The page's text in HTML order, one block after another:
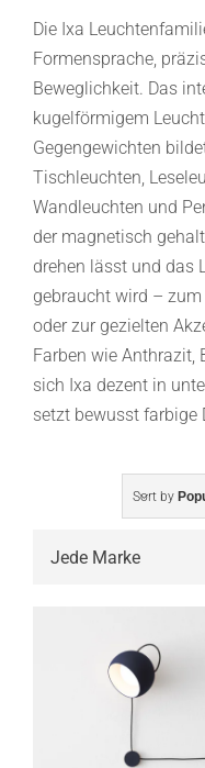
Die Ixa
Formensprache,
Beweglichkeit. Das
kugelförmigem
Gegengewichten
Tischleuchten,
Wandleuchten und
der magnetisch
drehen lässt und das
gebraucht wird – zum
oder zur gezielten
Farben wie Anthrazit,
sich Ixa dezent in
setzt bewusst farbige
Sort by